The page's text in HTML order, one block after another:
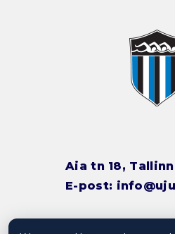
Aia tn 18, Tallinn
E-post: